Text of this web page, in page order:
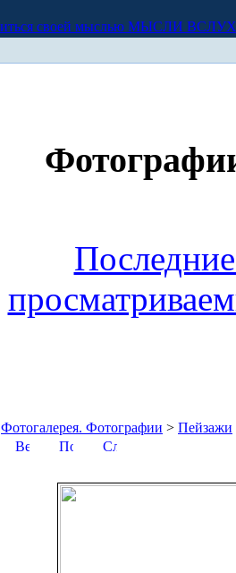
МЫСЛИ ВСЛУХ
Фотогалерея. Фотографии > Пейзажи